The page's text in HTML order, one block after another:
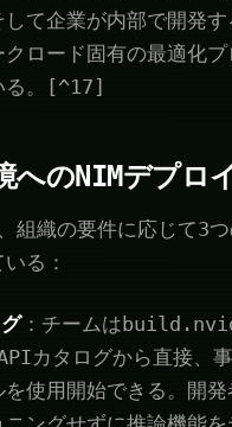
して企業が内部で開発
ロード固有の最適化
る。[^17]
へのNIMデプロ
組織の要件に応じて3
る：
：チームは
カタログから直接、
使用開始できる。開